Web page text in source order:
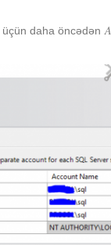
daha öncədən